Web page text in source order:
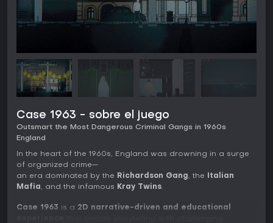
Case 1963 - sobre el juego
Outsmart the Most Dangerous Criminal Gangs in 1960s
England
In the heart of the 1960s, England was drowning in a surge
of organized crime—
an era dominated by the Richardson Gang, the
Italian
Mafia, and the infamous Kray Twins.
Case 1963 is a 2D narrative-driven and educational